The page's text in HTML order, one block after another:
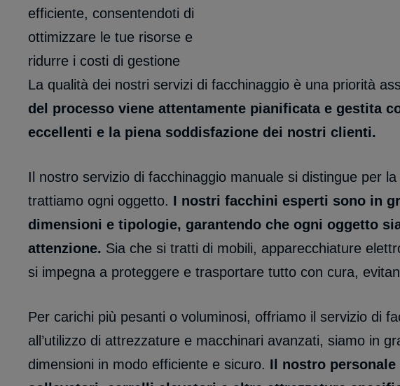
efficiente, consentendoti di
ottimizzare le tue risorse e
ridurre i costi di gestione
La qualità dei nostri servizi di facchinaggio è una priorità
del processo viene attentamente pianificata e gestita
eccellenti e la piena soddisfazione dei nostri clienti.
Il nostro servizio di facchinaggio manuale si distingue per
trattiamo ogni oggetto. I nostri facchini esperti sono in
dimensioni e tipologie, garantendo che ogni oggetto
attenzione. Sia che si tratti di mobili, apparecchiature
si impegna a proteggere e trasportare tutto con cura,
Per carichi più pesanti o voluminosi, offriamo il servizio di
all’utilizzo di attrezzature e macchinari avanzati, siamo in
dimensioni in modo efficiente e sicuro. Il nostro